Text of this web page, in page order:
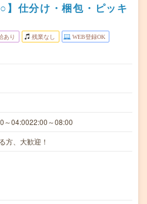
】仕分け・梱包・ピッキ
あり 残業なし WEB登録OK
～04:0022:00～08:00
方、大歓迎！